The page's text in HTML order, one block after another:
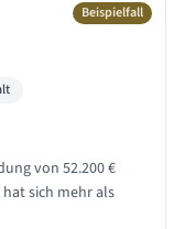
Beispielfall
von 52.200 €
sich mehr als